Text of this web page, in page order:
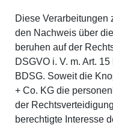
Diese Verarbeitungen
den Nachweis über
beruhen auf der
DSGVO i. V. m. Art.
BDSG. Soweit die
+ Co. KG die
der
berechtigte Interesse